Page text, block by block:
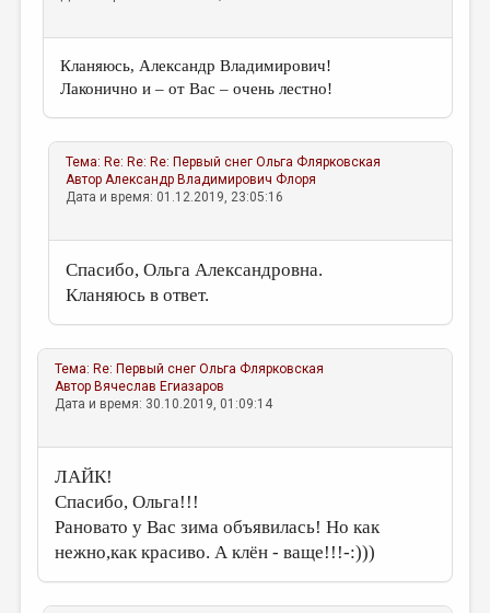
МЕДИА
ВКОНТАКТЕ
Кланяюсь, Александр Владимирович!
Лаконично и – от Вас – очень лестно!
Тема: Re: Re: Re: Первый снег Ольга Флярковская
АвторАлександр Владимирович Флоря
Дата и время: 01.12.2019, 23:05:16
Спасибо, Ольга Александровна.
Кланяюсь в ответ.
Тема: Re: Первый снег Ольга Флярковская
Автор Вячеслав Егиазаров
Дата и время: 30.10.2019, 01:09:14
ЛАЙК!
Спасибо, Ольга!!!
Рановато у Вас зима объявилась! Но как
нежно,как красиво. А клён - ваще!!!-:)))